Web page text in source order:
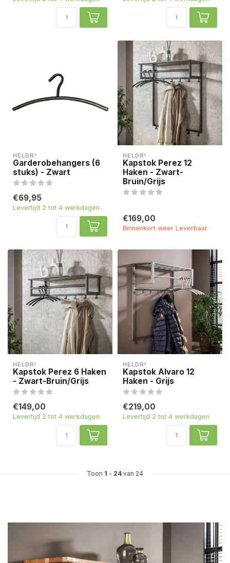
HELDR!
Garderobehangers (6
stuks) - Zwart
€69,95
Levertijd 2 tot 4 werkdagen
HELDR!
Kapstok Perez 12
Haken - Zwart-
Bruin/Grijs
€169,00
Binnenkort weer Leverbaar
HELDR!
Kapstok Perez 6 Haken
- Zwart-Bruin/Grijs
€149,00
Levertijd 2 tot 4 werkdagen
HELDR!
Kapstok Alvaro 12
Haken - Grijs
€219,00
Levertijd 2 tot 4 werkdagen
Toon 1 - 24 van 24